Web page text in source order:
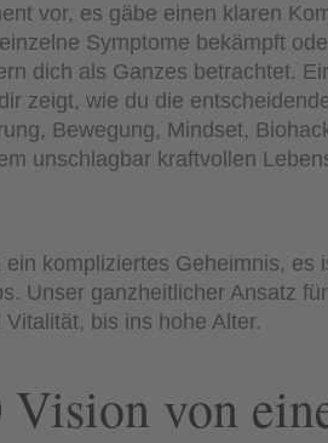
vor, es gäbe einen klaren
Symptome bekämpft
dich als Ganzes betrachtet.
zeigt, wie du die
Bewegung, Mindset,
unschlagbar kraftvollen
kompliziertes Geheimnis, es
Unser ganzheitlicher Ansatz
bis ins hohe Alter.
von